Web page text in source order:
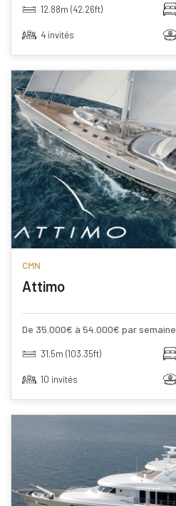
12.88m (42.26ft)
4 invités
CMN
Attimo
De 35.000€ à 54.000€ par semaine
31.5m (103.35ft)
10 invités